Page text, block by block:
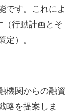
です。これによ
行動計画とそ
）。
機関からの融資
略を提案しま